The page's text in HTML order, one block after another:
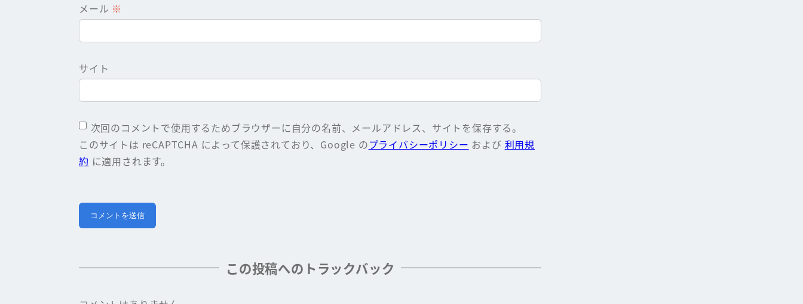
メール ※
サイト
次回のコメントで使用するためブラウザーに自分の名前、メールアドレス、サイトを保存する。
このサイトは reCAPTCHA によって保護されており、Google のプライバシーポリシー および 利用規
約 に適用されます。
この投稿へのトラックバック